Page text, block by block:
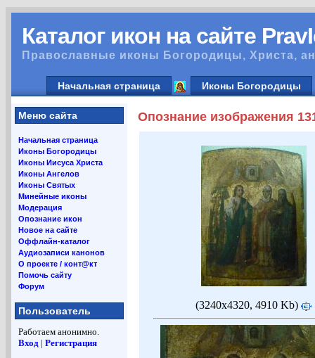
Каталог икон на сайте
Православные иконы Богородицы, Христа,
Начальная страница Иконы Богородицы
Меню сайта
Начальная страница
Иконы Богородицы
Иконы Иисуса Христа
Иконы Ангелов
Иконы Святых
Минейные иконы
Модерация
Опознание икон
Новое на сайте
Оффлайн-каталог
Аудиозаписи канонов
О проекте / конт@кт
Помочь сайту
Форум
Пользователь
Работаем анонимно.
Вход | Регистрация
Опознание изображения
(3240x4320, 4910 Kb)